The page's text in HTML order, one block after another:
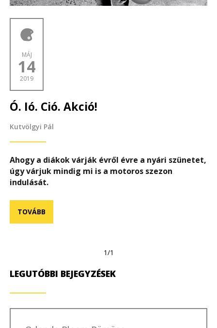
MÁJ
14
2019
Ó. Ió. Ció. Akció!
Kutvölgyi Pál
Ahogy a diákok várják évről évre a nyári szünetet,
úgy várjuk mindig mi is a motoros szezon
indulását.
TOVÁBB
1/1
LEGUTÓBBI BEJEGYZÉSEK